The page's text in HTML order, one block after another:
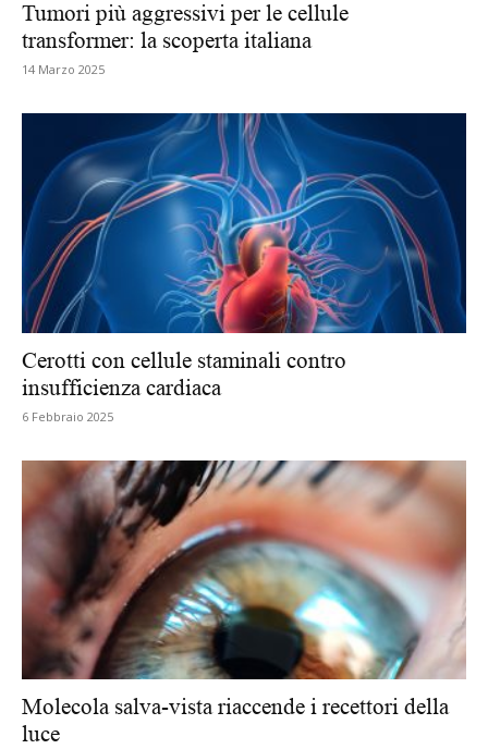
Tumori più aggressivi per le cellule
transformer: la scoperta italiana
14 Marzo 2025
Cerotti con cellule staminali contro
insufficienza cardiaca
6 Febbraio 2025
Molecola salva-vista riaccende i recettori della
luce